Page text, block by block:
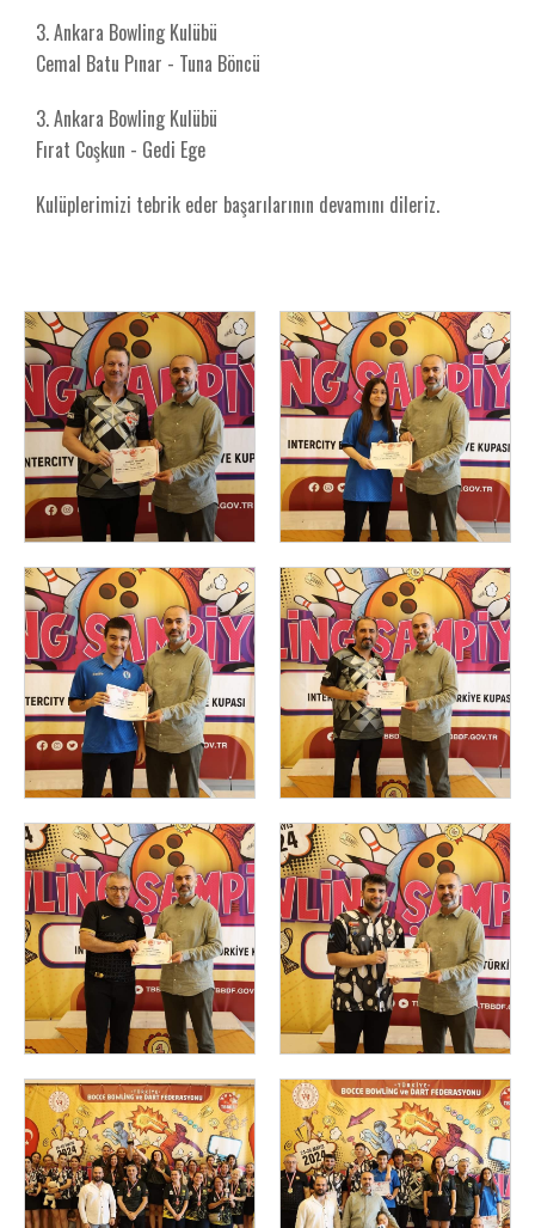
3.⁠ ⁠Ankara Bowling Kulübü
Cemal Batu Pınar - Tuna Böncü
3. Ankara Bowling Kulübü
Fırat Coşkun - Gedi Ege
Kulüplerimizi tebrik eder başarılarının devamını dileriz.